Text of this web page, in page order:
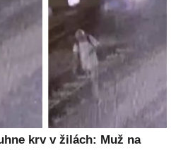
krv v žilách: Muž na